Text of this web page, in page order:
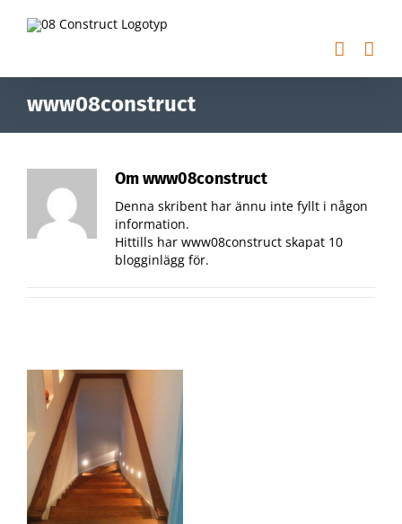
www08construct
Omwww08construct
Denna skribent har ännu inte fyllt i någon
information.
Hittills har www08construct skapat 10
blogginlägg för.